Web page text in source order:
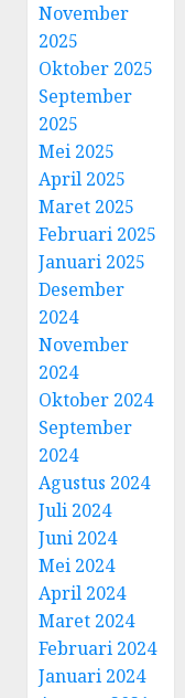
November
2025
Oktober 2025
September
2025
Mei 2025
April 2025
Maret 2025
Februari 2025
Januari 2025
Desember
2024
November
2024
Oktober 2024
September
2024
Agustus 2024
Juli 2024
Juni 2024
Mei 2024
April 2024
Maret 2024
Februari 2024
Januari 2024